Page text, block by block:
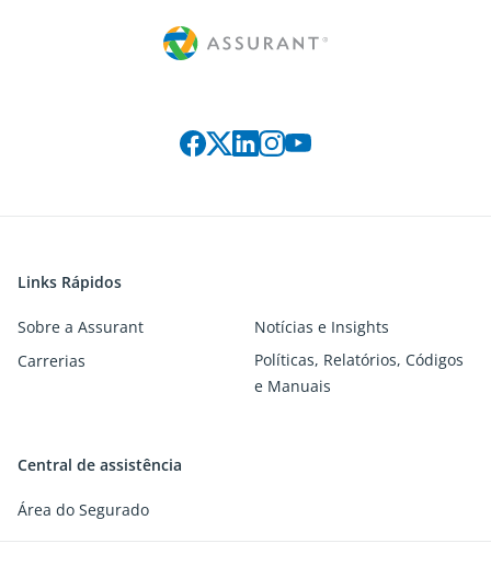
Links Rápidos
Sobre a Assurant
Notícias e Insights
Carrerias
Políticas, Relatórios, Códigos
e Manuais
Central de assistência
Área do Segurado